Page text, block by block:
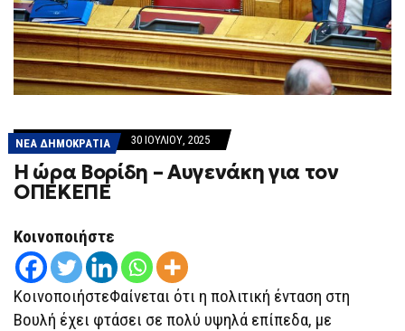
ΝΕΑ ΔΗΜΟΚΡΑΤΙΑ 30 ΙΟΥΛΊΟΥ, 2025
H ώρα Βορίδη – Αυγενάκη για τον
ΟΠΕΚΕΠΕ
Κοινοποιήστε
ΚοινοποιήστεΦαίνεται ότι η πολιτική ένταση στη
Βουλή έχει φτάσει σε πολύ υψηλά επίπεδα, με